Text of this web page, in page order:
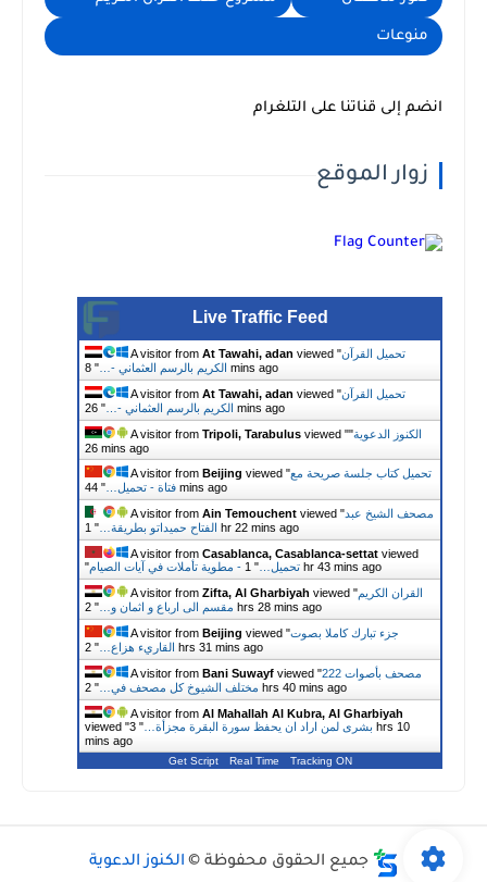
منوعات
انضم إلى قناتنا على التلغرام
زوار الموقع
Live Traffic Feed
A visitor from At Tawahi, adan viewed "تحميل القرآن
الكريم بالرسم العثماني -… "
8 mins ago
A visitor from At Tawahi, adan viewed "تحميل القرآن
الكريم بالرسم العثماني -… "
26 mins ago
A visitor from Tripoli, Tarabulus viewed " الكنوز الدعوية"
26 mins ago
A visitor from Beijing viewed "تحميل كتاب جلسة صريحة مع
فتاة - تحميل… "
44 mins ago
A visitor from Ain Temouchent viewed "مصحف الشيخ عبد
الفتاح حميداتو بطريقة… "
1 hr 22 mins ago
A visitor from Casablanca, Casablanca-settat viewed
"
مطوية تأملات في آيات الصيام‎ - تحميل… "
1 hr 43 mins ago
A visitor from Zifta, Al Gharbiyah viewed "القران الكريم
مقسم الى ارباع و اثمان و… "
2 hrs 28 mins ago
A visitor from Beijing viewed "جزء تبارك كاملا بصوت
القاريء هزاع… "
2 hrs 31 mins ago
A visitor from Bani Suwayf viewed "222 مصحف بأصوات
مختلف الشيوخ كل مصحف في… "
2 hrs 40 mins ago
A visitor from Al Mahallah Al Kubra, Al Gharbiyah
viewed "
بشرى لمن اراد ان يحفظ سورة البقرة مجزأة… "
3 hrs 10
mins ago
Get Script Real Time Tracking ON
جميع الحقوق محفوظة © الكنوز الدعوية